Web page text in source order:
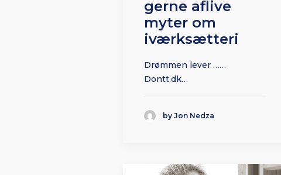
gerne aflive
myter om
iværksætteri
Drømmen lever ……
Dontt.dk…
by Jon Nedza